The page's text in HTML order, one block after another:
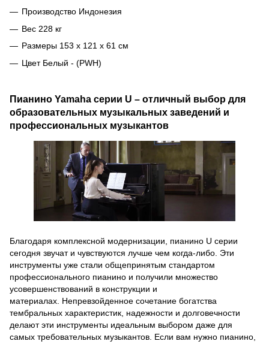
Производство Индонезия
Вес 228 кг
Размеры 153 х 121 х 61 см
Цвет Белый - (PWH)
Пианино Yamaha серии U – отличный выбор для
образовательных музыкальных заведений и
профессиональных музыкантов
Благодаря комплексной модернизации, пианино U серии
сегодня звучат и чувствуются лучше чем когда-либо. Эти
инструменты уже стали общепринятым стандартом
профессионального пианино и получили множество
усовершенствований в конструкции и
материалах. Непревзойденное сочетание богатства
тембральных характеристик, надежности и долговечности
делают эти инструменты идеальным выбором даже для
самых требовательных музыкантов. Если вам нужно пианино,